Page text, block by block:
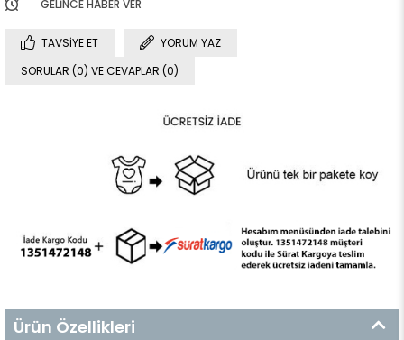
GELINCE HABER VER
TAVSIYE ET
YORUM YAZ
SORULAR (0) VE CEVAPLAR (0)
Ürün Özellikleri